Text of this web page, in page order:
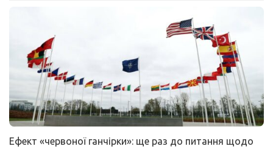
Ефект «червоної ганчірки»: ще раз до питання щодо